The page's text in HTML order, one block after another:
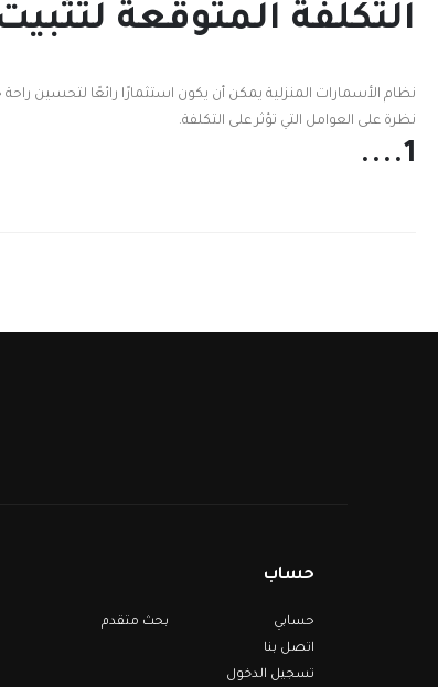
التكلفة المتوقعة
نظرة على العوامل التي تؤثر على التكلفة.
1....
حساب
حسابي
اتصل بنا
تسجيل الدخول
بحث متقدم